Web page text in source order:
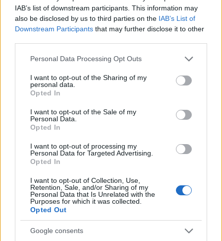
IAB’s list of downstream participants. This information may
also be disclosed by us to third parties on the IAB’s List of
Downstream Participants that may further disclose it to other
Please note that this website/app uses one or more Google
not limited to your visit or usage behaviour. You may click to
grant or deny consent to Google and its third-party tags to
use your data for below specified purposes in below Google
consent section.
Personal Data Processing Opt Outs
I want to opt-out of the Sharing of my
personal data.
Opted In
I want to opt-out of the Sale of my
Personal Data.
Opted In
I want to opt-out of processing my
Personal Data for Targeted Advertising.
Opted In
I want to opt-out of Collection, Use,
Retention, Sale, and/or Sharing of my
Personal Data that Is Unrelated with the
Purposes for which it was collected.
Opted Out
Google consents
amelyekben „a folyótól a tengerig” szlogen
használatával Izrael eltörlését szorgalmazta.
Még márciusban „A Háborús bűnösökből NEM
kérünk!” néven tartottak Izrael-ellenes
tüntetéstaGondoskodó Forradalom ésStop
amerikai agresszió
szervezetek, amelyek arra buzdítottak
mindenkit, hogy tiltakozzanak Benjamin
Netanjahu izraeli miniszterelnök budapesti
látogatása ellen.
Az anticionista szervezők annak
ellenére tartották meg a
tüntetést, hogy Netanjahu nem
utazott Budapestre.